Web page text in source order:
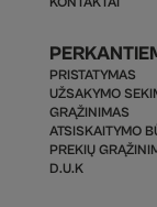
PRISTATYMAS
UŽSAKYMO
GRĄŽINIMAS
ATSISKAITYMO
PREKIŲ
D.U.K